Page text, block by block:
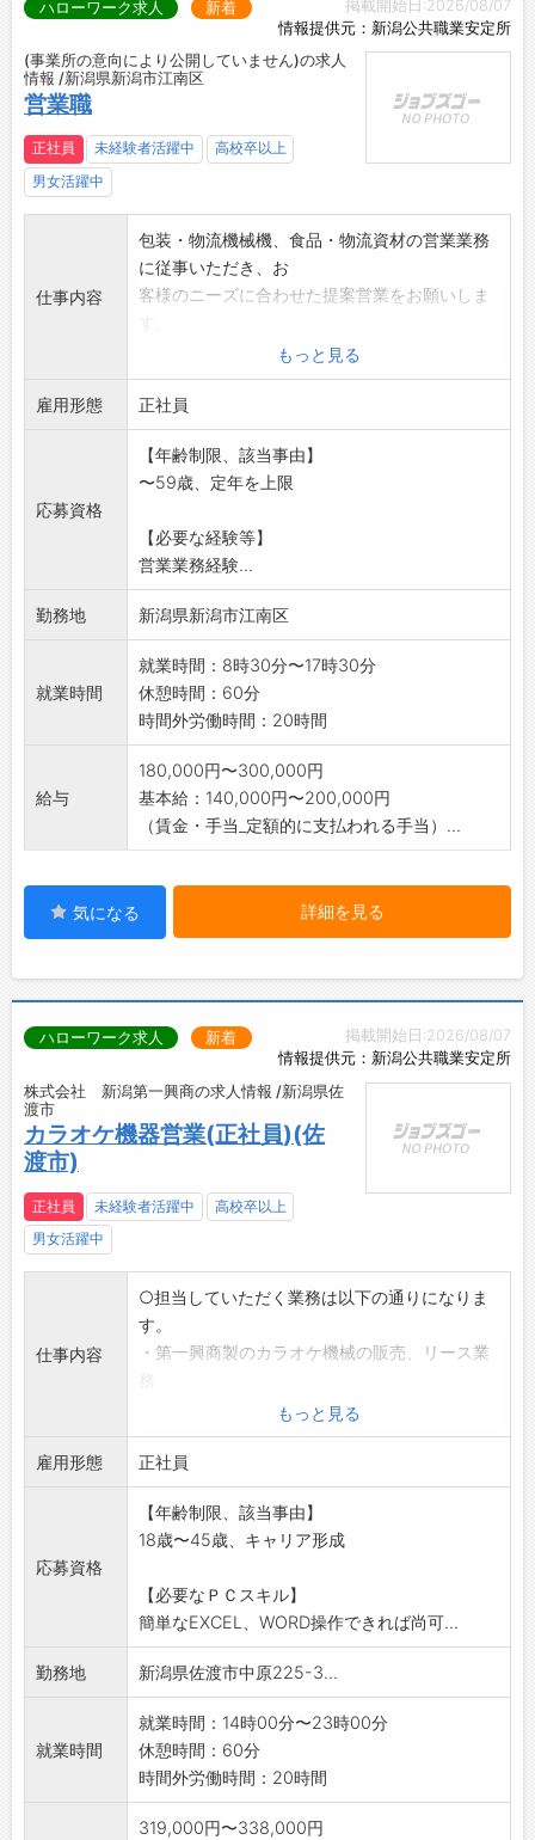
■「社内提案制度」では、提案の採用可否に関
わらず、謝礼を贈呈します◎
・「最多提案賞」や「最優秀提案賞」など、半
期ごとの社内表彰があり、たくさんのアイデア
が新たな制度として制定されました◎
・「時間有給休暇」1時間単位で取得できます
・「傷病有給休暇」最大60日の積立が可能で
す◎
→年次有給休暇は、より安心してリフレッシ
ュや趣味の為に取得できます♪
・若手からベテランまで、幅広い年齢層の社員
が活躍しています◎
【充実した福利厚生】
・一人ひとりが安定して働くことのできる環境
♪
・制度の整った会社で安心して働きたい方にオ
ススメの求人です！
・メカニックが活躍できる環境の整備を進めて
います◎
・大型車対応のホイールドーリー、フロアーリ
フト、自動部品倉庫など最新設備を揃えて、効
率化と安全性を向上させています♪
／
乗用車整備とは一味違う、日本の物流を支える
ダイナミックな現場でやりがいを感じながら、
ベストを尽くし、お客様にご満足いただける商
品やサービスを提供していきましょう！ご応募
掲載開始日:2026/08/07
情報提供元：新潟公共職業安定所
ハローワーク求人 新着
(事業所の意向により公開していません)の求人
情報 /新潟県新潟市江南区
営業職
正社員 未経験者活躍中
高校卒以上
男女活躍中
仕事内容
包装・物流機械機、食品・物流資材の営業業務
に従事いただき、お
客様のニーズに合わせた提案営業をお願いしま
主に下越地区の取引先様の営業活動をお願いし
ます。
*当社研修制度に沿って、先輩社員と同行しなが
ら取扱商品や営業
スキルを学んでいただき、安心して業務に取り
組めるよう、本社社
す。
*会社の詳細については、弊社ホームページをご
覧ください。
*変更範囲:変更なし
もっと見る
雇用形態 正社員
応募資格
【年齢制限、該当事由】
〜59歳、定年を上限
【必要な経験等】
営業業務経験...
勤務地 新潟県新潟市江南区
就業時間
就業時間：8時30分〜17時30分
休憩時間：60分
時間外労働時間：20時間
給与
180,000円〜300,000円
基本給：140,000円〜200,000円
（賃金・手当_定額的に支払われる手当）...
気になる 詳細を見る
掲載開始日:2026/08/07
情報提供元：新潟公共職業安定所
ハローワーク求人 新着
株式会社 新潟第一興商の求人情報 /新潟県佐
渡市
カラオケ機器営業(正社員)(佐
渡市)
正社員 未経験者活躍中
高校卒以上
男女活躍中
仕事内容
○担当していただく業務は以下の通りになりま
す。
・第一興商製のカラオケ機械の販売、リース業
・福祉介護施設等へのルート営業及び開拓
・宿泊施設へのルート営業及び開拓
・カラオケ機械のメンテナンス業務
・集金業務
*業務上車を使用する機会:有(社有車使用)
「変更範囲:会社の定める業務」
もっと見る
雇用形態 正社員
応募資格
【年齢制限、該当事由】
18歳〜45歳、キャリア形成
【必要なＰＣスキル】
簡単なEXCEL、WORD操作できれば尚可...
勤務地 新潟県佐渡市中原225-3...
就業時間
就業時間：14時00分〜23時00分
休憩時間：60分
時間外労働時間：20時間
319,000円〜338,000円